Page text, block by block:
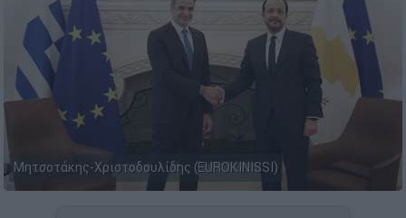
Μητσοτάκης-Χριστοδουλίδης (EUROKINISSI)